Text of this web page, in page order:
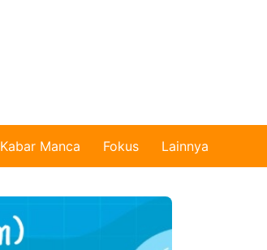
Kabar Manca Fokus Lainnya